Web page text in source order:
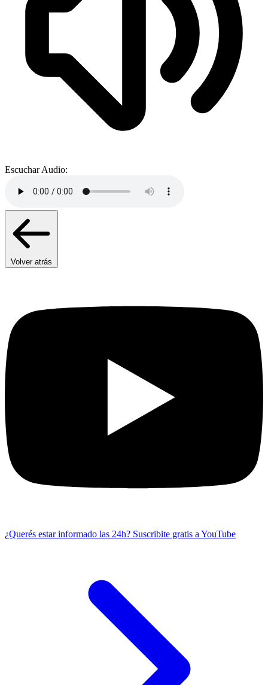
Escuchar Audio:
Volver atrás
¿Querés estar informado las 24h? Suscribite gratis a YouTube